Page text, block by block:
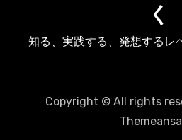
く
知る、実践する、発想するレ
Copyright © All rights